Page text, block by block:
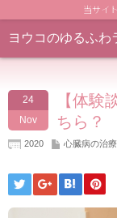
当サイ
ヨウコのゆるふわ
24
Nov
【体験
ちら？
2020 心臓病の治